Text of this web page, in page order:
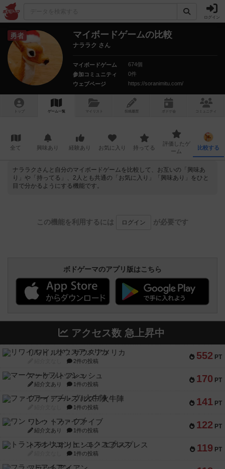
ログイン
勇者 マイボードゲームの比較
ナララク さん
マイボードゲーム
674個
参加コミュニティ
0件
ウェブページ
https://soranimitu.com/
トップ ゲーム一覧 マイリスト 投稿履歴 ボ ドゲ コミュニティ
全て 興味あり 経験あり お気に入り 持ってる
評価したゲ
ーム
比較する
ナララクさんと自分のマイボードゲームを比較して、お互いの「興味あ
り」や「持ってる」、2人とも共通の「お気に入り」「興味あり」をひと
目で分かるようにする機能です。
この機能を利用するには ログイン が必要です
ボドゲーマのアプリ版はこちら
アクセス数 急上昇中
552 PT
リワイルド：サウスアメリカ
2件の投稿
170 PT
マーケットフレッシュ
紹介文あり 1件の投稿
141 PT
ファイアー・ブルズ / 火牛陣
1件の投稿
122 PT
ワン・トゥ・ファイブ
紹介文あり 1件の投稿
119 PT
トランスオリエント・エクスプレス
1件の投稿